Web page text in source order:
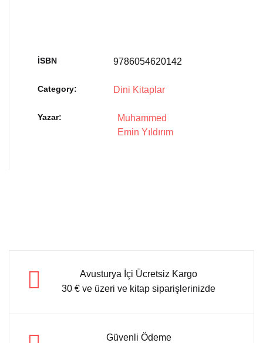
İSBN 9786054620142
Category: Dini Kitaplar
Yazar
Muhammed
Emin Yıldırım
Avusturya İçi Ücretsiz Kargo
30 € ve üzeri ve kitap siparişlerinizde
Güvenli Ödeme